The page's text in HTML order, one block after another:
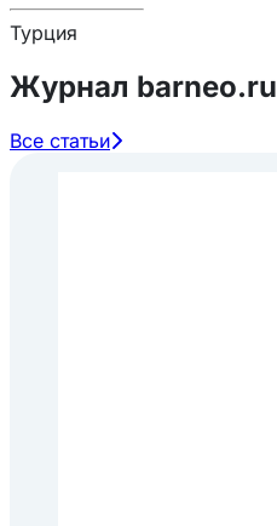
Турция
Журнал barneo.ru
Все статьи